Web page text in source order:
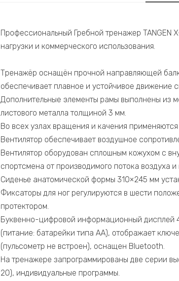
Профессиональный Гребной тренажер
нагрузки и коммерческого использования.
Тренажёр оснащён прочной направляющей
обеспечивает плавное и устойчивое движение
Дополнительные элементы рамы выполнены из
листового металла толщиной 3 мм.
Во всех узлах вращения и качения
Вентилятор обеспечивает воздушное
Вентилятор оборудован сплошным кожухом с
спортсмена от производимого потока воздуха
Сиденье анатомической формы 310×245 мм
Фиксаторы для ног регулируются в шести
протектором.
Буквенно-цифровой информационный дисплей
(питание: батарейки типа АА), отображает
(пульсометр не встроен), оснащен Bluetooth.
На тренажере запрограммированы две серии
20), индивидуальные программы.